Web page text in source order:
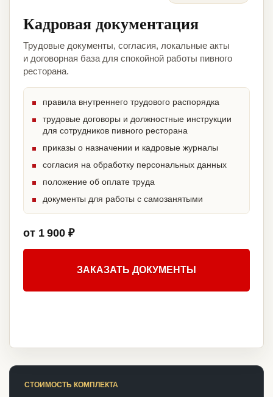
Кадровая документация
Трудовые документы, согласия, локальные акты
и договорная база для спокойной работы пивного
ресторана.
правила внутреннего трудового распорядка
трудовые договоры и должностные инструкции
для сотрудников пивного ресторана
приказы о назначении и кадровые журналы
согласия на обработку персональных данных
положение об оплате труда
документы для работы с самозанятыми
от 1 900 ₽
ЗАКАЗАТЬ ДОКУМЕНТЫ
СТОИМОСТЬ КОМПЛЕКТА